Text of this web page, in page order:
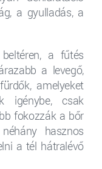
a gyulladás, a
a fűtés
a levegő,
amelyeket
igénybe, csak
fokozzák a bőr
hasznos
a tél hátralévő